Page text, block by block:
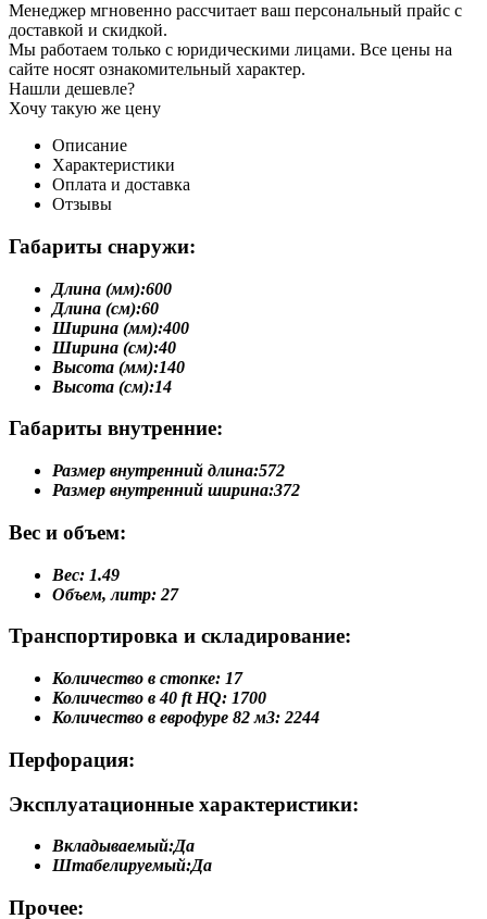
Менеджер мгновенно рассчитает ваш персональный прайс с
доставкой и скидкой.
Мы работаем только с юридическими лицами. Все цены на
сайте носят ознакомительный характер.
Нашли дешевле?
Хочу такую же цену
Описание
Характеристики
Оплата и доставка
Отзывы
Габариты снаружи:
Длина (мм):600
Длина (см):60
Ширина (мм):400
Ширина (см):40
Высота (мм):140
Высота (см):14
Габариты внутренние:
Размер внутренний длина:572
Размер внутренний ширина:372
Вес и объем:
Вес: 1.49
Объем, литр: 27
Транспортировка и складирование:
Количество в стопке: 17
Количество в 40 ft HQ: 1700
Количество в еврофуре 82 м3: 2244
Перфорация:
Эксплуатационные характеристики:
Вкладываемый:Да
Штабелируемый:Да
Прочее: